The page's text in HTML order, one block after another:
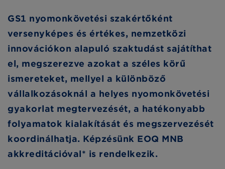
GS1 nyomonkövetési szakértőként
versenyképes és értékes, nemzetközi
innovációkon alapuló szaktudást sajátíthat
el, megszerezve azokat a széles körű
ismereteket, mellyel a különböző
vállalkozásoknál a helyes nyomonkövetési
gyakorlat megtervezését, a hatékonyabb
folyamatok kialakítását és megszervezését
koordinálhatja. Képzésünk EOQ MNB
akkreditációval* is rendelkezik.